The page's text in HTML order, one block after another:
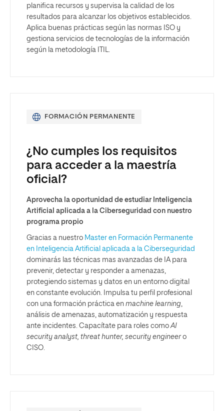
planifica recursos y supervisa la calidad de los
resultados para alcanzar los objetivos establecidos.
Aplica buenas prácticas según las normas ISO y
gestiona servicios de tecnologías de la información
según la metodología ITIL.
FORMACIÓN PERMANENTE
¿No cumples los requisitos
para acceder a la maestría
oficial?
Aprovecha la oportunidad de estudiar Inteligencia
Artificial aplicada a la Ciberseguridad con nuestro
programa propio
Gracias a nuestro Master en Formación Permanente
en Inteligencia Artificial aplicada a la Ciberseguridad
dominarás las técnicas mas avanzadas de IA para
prevenir, detectar y responder a amenazas,
protegiendo sistemas y datos en un entorno digital
en constante evolución. Impulsa tu perfil profesional
con una formación práctica en machine learning,
análisis de amenazas, automatización y respuesta
ante incidentes. Capacítate para roles comoAI
security analyst, threat hunter, security engineero
CISO.